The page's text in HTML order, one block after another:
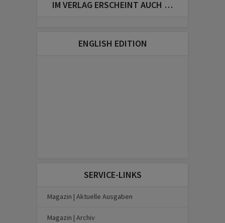
IM VERLAG ERSCHEINT AUCH …
ENGLISH EDITION
SERVICE-LINKS
Magazin | Aktuelle Ausgaben
Magazin | Archiv